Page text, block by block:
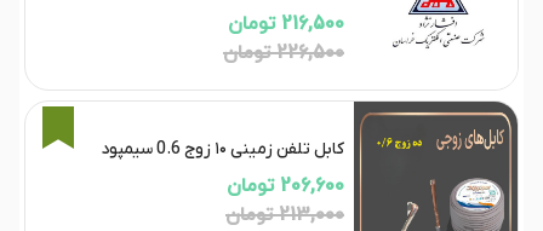
216,500 تومان
226,500 تومان
3%
کابل تلفن زمینی ۱۰ زوج 0.6 سیمپود
206,600 تومان
213,000 تومان